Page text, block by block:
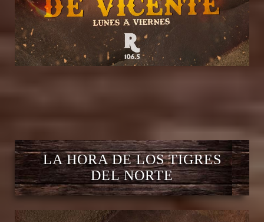
LA HORA DE LOS TIGRES
DEL NORTE